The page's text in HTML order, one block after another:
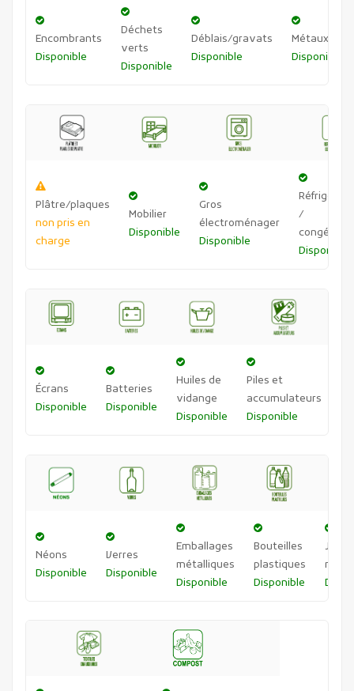
Encombrants
Disponible
Déchets
verts
Disponible
Déblais/gravats
Disponible
Métaux
Disponible
Plâtre/plaques
non pris en
charge
Mobilier
Disponible
Gros
électroménager
Disponible
/
Disponible
Écrans
Disponible
Batteries
Disponible
Huiles de
vidange
Disponible
Piles et
accumulateurs
Disponible
Néons
Disponible
Verres
Disponible
Emballages
métalliques
Disponible
Bouteilles
plastiques
Disponible